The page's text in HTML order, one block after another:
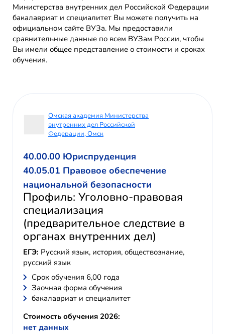
Министерства внутренних дел Российской Федерации
бакалавриат и специалитет Вы можете получить на
официальном сайте ВУЗа. Мы предоставили
сравнительные данные по всем ВУЗам России, чтобы
Вы имели общее представление о стоимости и сроках
обучения.
Омская академия Министерства
внутренних дел Российской
Федерации, Омск
40.00.00 Юриспруденция
40.05.01 Правовое обеспечение
национальной безопасности
Профиль: Уголовно-правовая
специализация
(предварительное следствие в
органах внутренних дел)
ЕГЭ: Русский язык, история, обществознание,
русский язык
Cрок обучения 6,00 года
Заочная форма обучения
бакалавриат и специалитет
Стоимость обучения 2026:
нет данных